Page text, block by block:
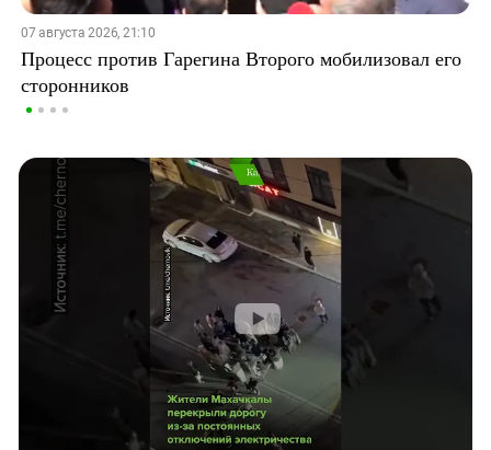
07 августа 2026, 21:10
Процесс против Гарегина Второго мобилизовал его
сторонников